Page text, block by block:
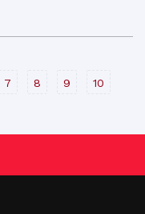
7 8 9
10